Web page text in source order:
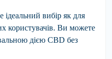
вибір як для
користувачів. Ви можете
дією CBD без